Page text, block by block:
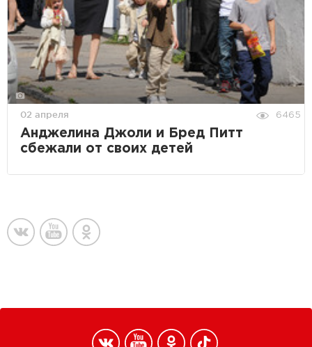
02 апреля 6465
Анджелина Джоли и Бред Питт
сбежали от своих детей